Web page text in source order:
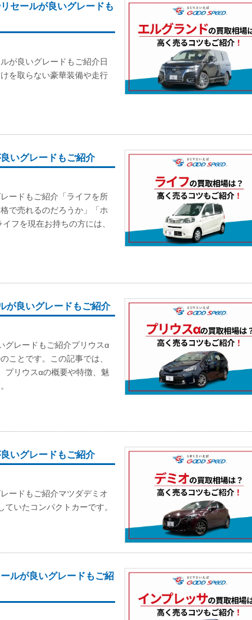
セールが良いグレードも
が良いグレードもご紹介日
を取らない豪華装備や走行
いグレードもご紹介
ードもご紹介「ライフを所
で売れるのだろうか」「ホ
フを現在お持ちの方には、
が良いグレードもご紹介
グレードもご紹介プリウスα
ことです。この記事では、
プリウスαの概要や特徴、魅
いグレードもご紹介
ードもご紹介マツダデミオ
いたコンパクトカーです。
ルが良いグレードもご紹